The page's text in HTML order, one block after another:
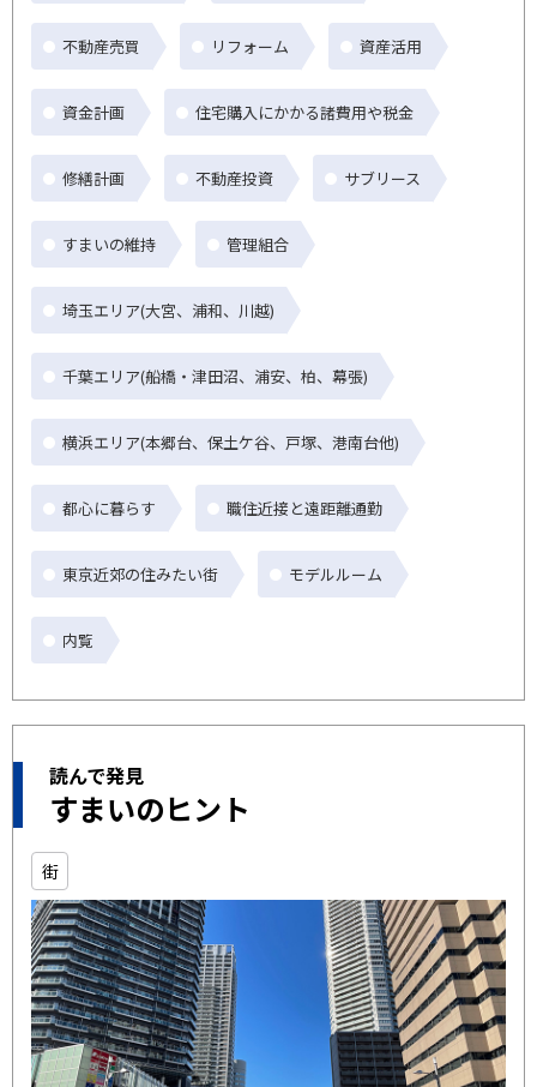
不動産売買 リフォーム 資産活用
資金計画 住宅購入にかかる諸費用や税金
修繕計画 不動産投資 サブリース
すまいの維持 管理組合
埼玉エリア(大宮、浦和、川越)
千葉エリア(船橋・津田沼、浦安、柏、幕張)
横浜エリア(本郷台、保土ケ谷、戸塚、港南台他)
都心に暮らす 職住近接と遠距離通勤
東京近郊の住みたい街 モデルルーム
内覧
読んで発見
すまいのヒント
街